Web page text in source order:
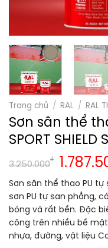
Trang chủ / RAL / RAL
Sơn sân thể
SPORT SHIELD
3.250.000
₫
Sơn sân thể thao PU tự
sơn PU tự san phẳng,
bóng và rất bền. Đặc
công trên nhiều bề
nhựa, đường, vật liệu